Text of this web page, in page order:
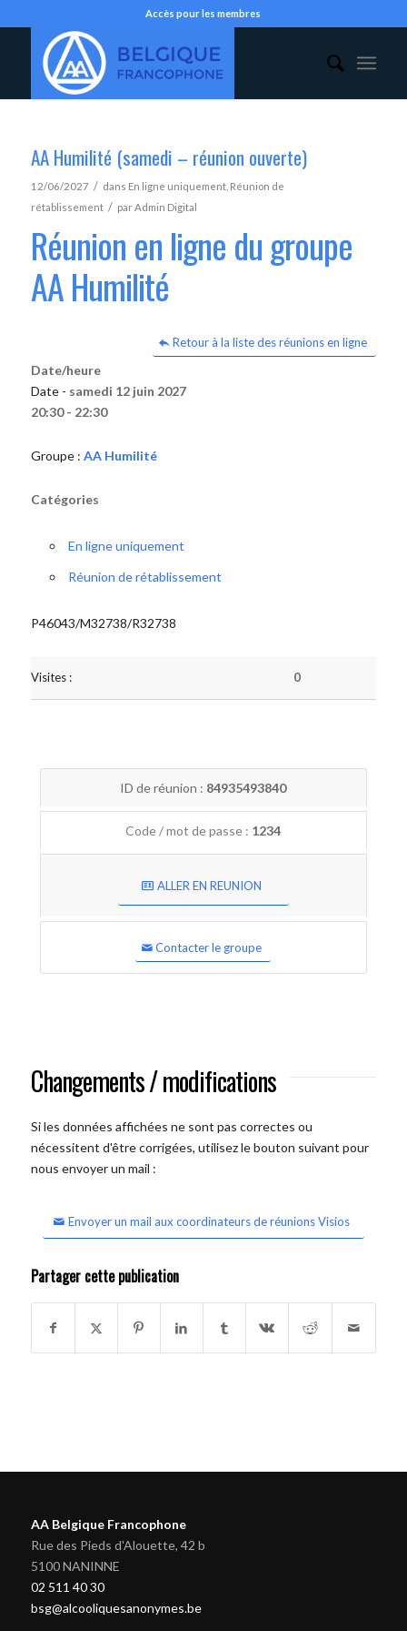
Accès pour les membres
AA Humilité (samedi – réunion ouverte)
12/06/2027 / dans En ligne uniquement, Réunion de
rétablissement / parAdmin Digital
Réunion en ligne du groupe
AA Humilité
Retour à la liste des réunions en ligne
Date/heure
Date - samedi 12 juin 2027
20:30 - 22:30
Groupe : AA Humilité
Catégories
En ligne uniquement
Réunion de rétablissement
P46043/M32738/R32738
Visites : 0
ID de réunion : 84935493840
Code / mot de passe : 1234
ALLER EN REUNION
Contacter le groupe
Changements / modifications
Si les données affichées ne sont pas correctes ou
nécessitent d'être corrigées, utilisez le bouton suivant pour
nous envoyer un mail :
Envoyer un mail aux coordinateurs de réunions Visios
Partager cette publication
AA Belgique Francophone
Rue des Pieds d'Alouette, 42 b
5100 NANINNE
02 511 40 30
bsg@alcooliquesanonymes.be